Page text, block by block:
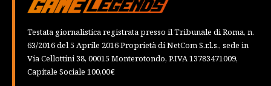
Testata giornalistica registrata presso il Tribunale di Roma, n.
63/2016 del 5 Aprile 2016 Proprietà di NetCom S.r.l.s., sede in
Via Cellottini 38, 00015 Monterotondo, P.IVA 13783471009,
Capitale Sociale 100,00€